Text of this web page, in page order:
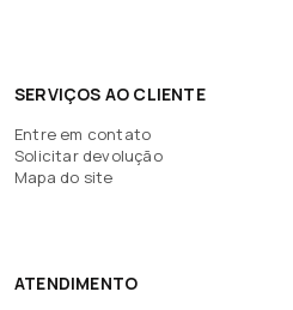
SERVIÇOS AO CLIENTE
Entre em contato
Solicitar devolução
Mapa do site
ATENDIMENTO